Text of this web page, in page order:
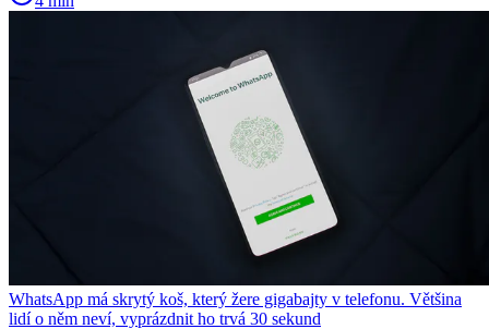
WhatsApp má skrytý koš, který žere gigabajty v telefonu. Většina
lidí o něm neví, vyprázdnit ho trvá 30 sekund